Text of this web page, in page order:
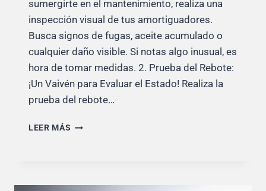
sumergirte en el mantenimiento, realiza una
inspección visual de tus amortiguadores.
Busca signos de fugas, aceite acumulado o
cualquier daño visible. Si notas algo inusual, es
hora de tomar medidas. 2. Prueba del Rebote:
¡Un Vaivén para Evaluar el Estado! Realiza la
prueba del rebote…
LEER MÁS CÓMO
COCHE